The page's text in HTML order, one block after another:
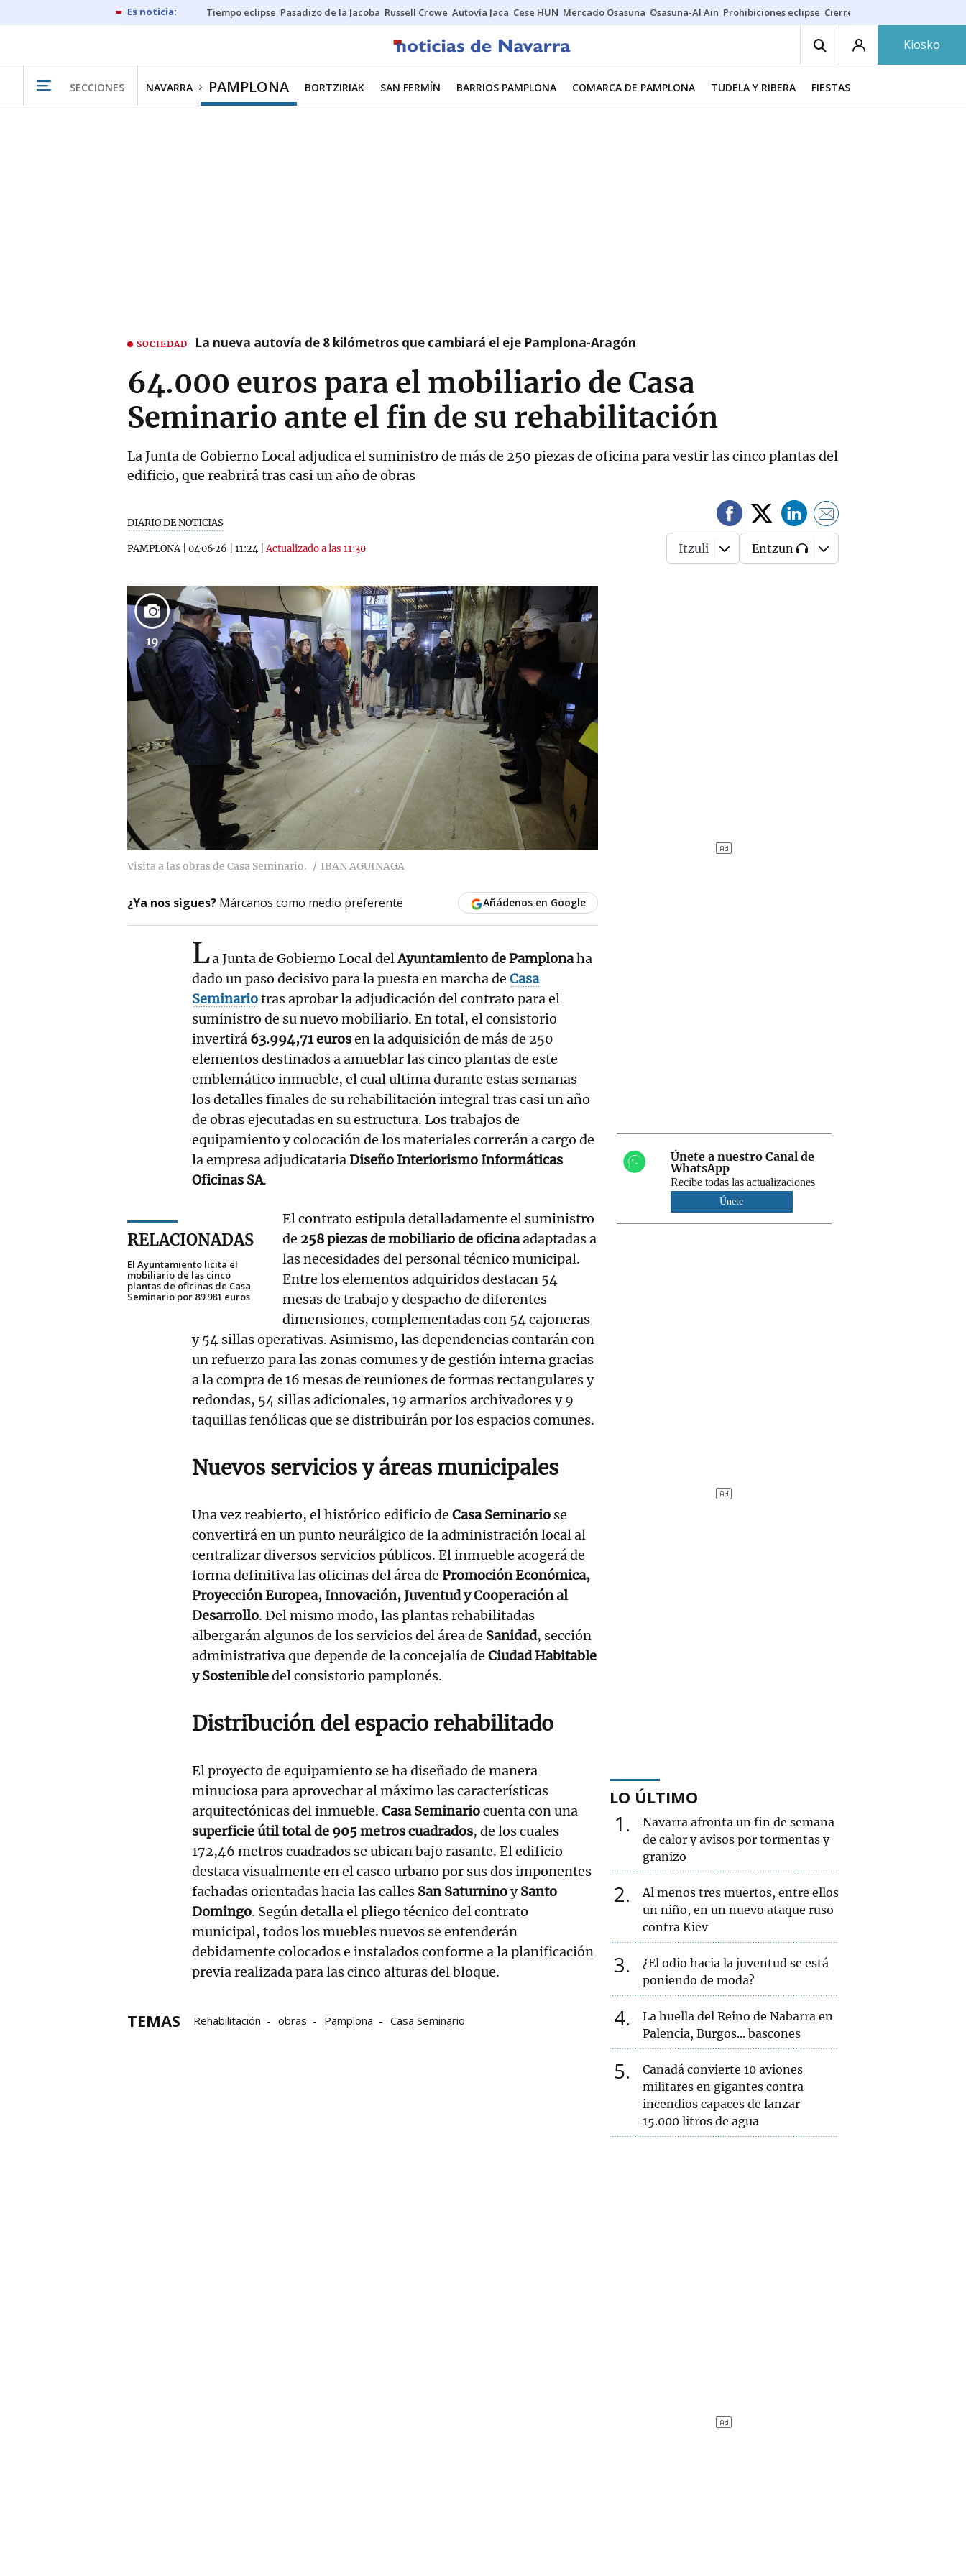
Tiempo eclipse Pasadizo de la Jacoba Russell Crowe Autovía Jaca Cese HUN Mercado Osasuna Osasuna-Al Ain Prohibiciones eclipse Cierre cosmética
Kiosko
SECCIONES NAVARRA PAMPLONA BORTZIRIAK SAN FERMÍN BARRIOS PAMPLONA COMARCA DE PAMPLONA TUDELA Y RIBERA FIESTAS
SOCIEDAD La nueva autovía de 8 kilómetros que cambiará el eje Pamplona-Aragón
64.000 euros para el mobiliario de Casa
Seminario ante el fin de su rehabilitación
La Junta de Gobierno Local adjudica el suministro de más de 250 piezas de oficina para vestir las cinco plantas del
edificio, que reabrirá tras casi un año de obras
DIARIO DE NOTICIAS
PAMPLONA| 04·06·26 11:24 |Actualizado a las 11:30 Itzuli Entzun
19
Visita a las obras de Casa Seminario. IBAN AGUINAGA
¿Ya nos sigues? Márcanos como medio preferente Añádenos en Google
La Junta de Gobierno Local delAyuntamiento de Pamplonaha
dado un paso decisivo para la puesta en marcha de Casa
Seminariotras aprobar la adjudicación del contrato para el
suministro de su nuevo mobiliario. En total, el consistorio
invertirá 63.994,71 eurosen la adquisición de más de 250
elementos destinados a amueblar las cinco plantas de este
emblemático inmueble, el cual ultima durante estas semanas
los detalles finales de su rehabilitación integral tras casi un año
de obras ejecutadas en su estructura. Los trabajos de
equipamiento y colocación de los materiales correrán a cargo de
la empresa adjudicatariaDiseño Interiorismo Informáticas
Oficinas SA.
RELACIONADAS
El Ayuntamiento licita el
mobiliario de las cinco
plantas de oficinas de Casa
Seminario por 89.981 euros
El contrato estipula detalladamente el suministro
de 258 piezas de mobiliario de oficinaadaptadas a
las necesidades del personal técnico municipal.
Entre los elementos adquiridos destacan 54
mesas de trabajo y despacho de diferentes
dimensiones, complementadas con 54 cajoneras
y 54 sillas operativas. Asimismo, las dependencias contarán con
un refuerzo para las zonas comunes y de gestión interna gracias
a la compra de 16 mesas de reuniones de formas rectangulares y
redondas, 54 sillas adicionales, 19 armarios archivadores y 9
taquillas fenólicas que se distribuirán por los espacios comunes.
Nuevos servicios y áreas municipales
Una vez reabierto, el histórico edificio de Casa Seminario se
convertirá en un punto neurálgico de la administración local al
centralizar diversos servicios públicos. El inmueble acogerá de
forma definitiva las oficinas del área de Promoción Económica,
Proyección Europea, Innovación, Juventud y Cooperación al
Desarrollo. Del mismo modo, las plantas rehabilitadas
albergarán algunos de los servicios del área de Sanidad, sección
administrativa que depende de la concejalía de Ciudad Habitable
y Sostenibledel consistorio pamplonés.
Distribución del espacio rehabilitado
El proyecto de equipamiento se ha diseñado de manera
minuciosa para aprovechar al máximo las características
arquitectónicas del inmueble. Casa Seminariocuenta con una
superficie útil total de 905 metros cuadrados, de los cuales
172,46 metros cuadrados se ubican bajo rasante. El edificio
destaca visualmente en el casco urbano por sus dos imponentes
fachadas orientadas hacia las calles San SaturninoySanto
Domingo. Según detalla el pliego técnico del contrato
municipal, todos los muebles nuevos se entenderán
debidamente colocados e instalados conforme a la planificación
previa realizada para las cinco alturas del bloque.
TEMAS Rehabilitación obras Pamplona Casa Seminario
Únete a nuestro Canal de
WhatsApp
Recibe todas las actualizaciones
Únete
LO ÚLTIMO
1
Navarra afronta un fin de semana
de calor y avisos por tormentas y
granizo
2
Al menos tres muertos, entre ellos
un niño, en un nuevo ataque ruso
contra Kiev
3
¿El odio hacia la juventud se está
poniendo de moda?
4
La huella del Reino de Nabarra en
Palencia, Burgos... bascones
5
Canadá convierte 10 aviones
militares en gigantes contra
incendios capaces de lanzar
15.000 litros de agua